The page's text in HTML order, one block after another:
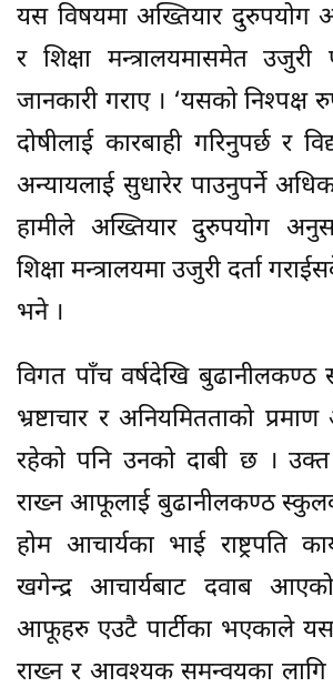
यस विषयमा अख्तियार दुरुपयोग
र शिक्षा मन्त्रालयमासमेत
जानकारी गराए । ‘यसको निश्पक्ष
दोषीलाई कारबाही गरिनुपर्छ र
अन्यायलाई सुधारेर पाउनुपर्ने
हामीले अख्तियार दुरुपयोग
शिक्षा मन्त्रालयमा उजुरी दर्ता
भने ।
विगत पाँच वर्षदेखि
भ्रष्टाचार र अनियमितताको
रहेको पनि उनको दाबी छ । उक्त
राख्न आफूलाई बुढानीलकण्ठ
होम आचार्यका भाई राष्ट्रपति
खगेन्द्र आचार्यबाट दवाब
आफूहरु एउटै पार्टीका भएकाले यस
राख्न र आवश्यक समन्वयका लागि